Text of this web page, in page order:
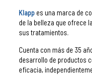
Klappes una marca de
de la belleza que ofrece
sus tratamientos.
Cuenta con más de 35
desarrollo de productos
eficacia,